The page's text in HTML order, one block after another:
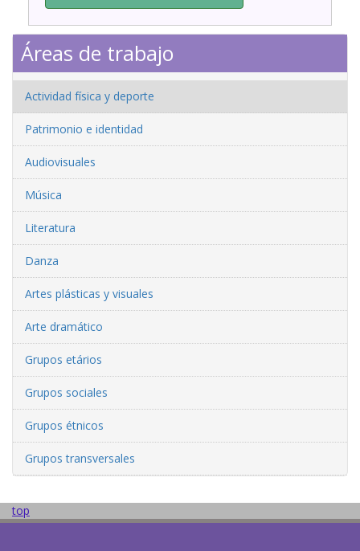
Áreas de trabajo
Actividad física y deporte
Patrimonio e identidad
Audiovisuales
Música
Literatura
Danza
Artes plásticas y visuales
Arte dramático
Grupos etários
Grupos sociales
Grupos étnicos
Grupos transversales
top